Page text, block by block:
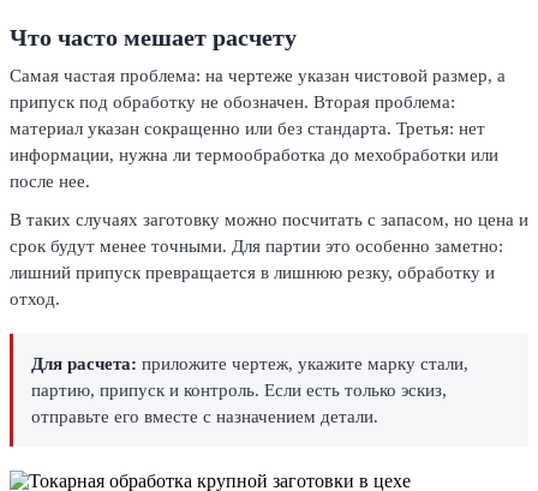
Что часто мешает расчету
Самая частая проблема: на чертеже указан чистовой размер, а
припуск под обработку не обозначен. Вторая проблема:
материал указан сокращенно или без стандарта. Третья: нет
информации, нужна ли термообработка до мехобработки или
после нее.
В таких случаях заготовку можно посчитать с запасом, но цена и
срок будут менее точными. Для партии это особенно заметно:
лишний припуск превращается в лишнюю резку, обработку и
отход.
Для расчета: приложите чертеж, укажите марку стали,
партию, припуск и контроль. Если есть только эскиз,
отправьте его вместе с назначением детали.